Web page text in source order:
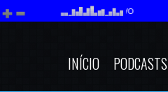
INÍCIO PODCASTS